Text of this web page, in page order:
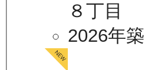
８丁目
2026年築